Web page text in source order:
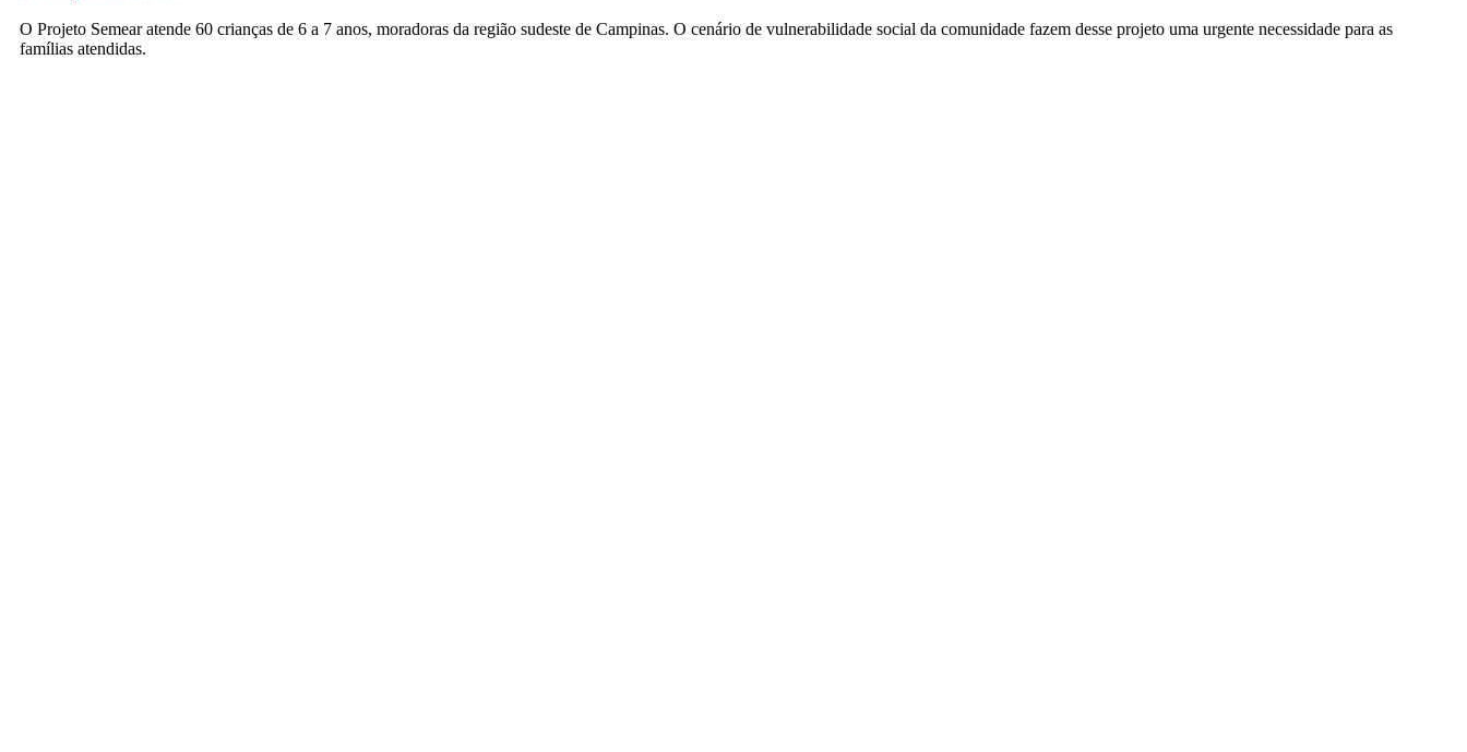
O Projeto Semear atende 60 crianças de 6 a 7 anos, moradoras da região sudeste de Campinas. O cenário de vulnerabilidade social da comunidade fazem desse projeto uma urgente necessidade para as
famílias atendidas.